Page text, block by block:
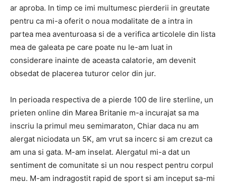
ar aproba. In timp ce imi multumesc pierderii in greutate
pentru ca mi-a oferit o noua modalitate de a intra in
partea mea aventuroasa si de a verifica articolele din lista
mea de galeata pe care poate nu le-am luat in
considerare inainte de aceasta calatorie, am devenit
obsedat de placerea tuturor celor din jur.
In perioada respectiva de a pierde 100 de lire sterline, un
prieten online din Marea Britanie m-a incurajat sa ma
inscriu la primul meu semimaraton, Chiar daca nu am
alergat niciodata un 5K, am vrut sa incerc si am crezut ca
am una si gata. M-am inselat. Alergatul mi-a dat un
sentiment de comunitate si un nou respect pentru corpul
meu. M-am indragostit rapid de sport si am inceput sa-mi